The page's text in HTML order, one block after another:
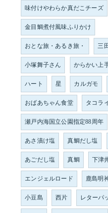
味付けやわらか真だこチーズ
金目鯛煮付風味ふりかけ
おとな旅・あるき旅・ 三
小塚舞子さん からかい上
ハート 星 カルガモ
おばあちゃん食堂 タコラ
瀬戸内海国立公園指定88周年
あさ漬け塩 真鯛だし塩
あごだし塩 真鯛 下津
エンジェルロード 鹿島明
小豆島 西片 レターパ